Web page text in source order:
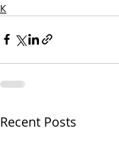
К
Recent Posts